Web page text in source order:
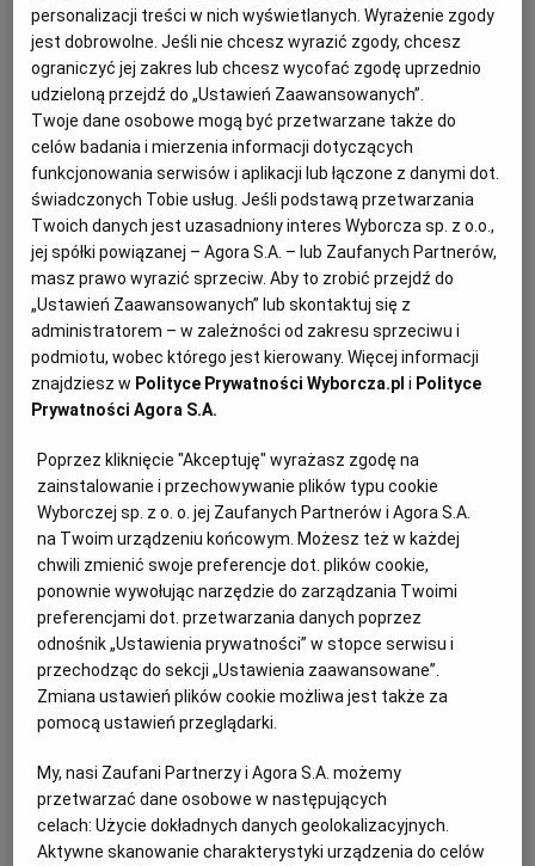
DOMOWE PRZETWORY
SOST, DIPY I INNE DODATKI
KUCHNIA MEKSYKAŃSKA
KUCHNIA INDYJSKA
KUCHNIA HISZPAŃSKA
KUCHNIA NIEMIECKA
GLIWICE
GORZÓW WIELKOPOLSKI
KALISZ
KATOWICE
KIELCE
KRAKÓW
LUBLIN
ŁÓDŹ
OLSZTYN
OPOLE
PŁOCK
WYBORCZA TV I VOD
TYLKO ZDROWIE
KSIĄŻKI. MAGAZYN DO CZYTANIA
NASZA EUROPA
SŁÓWKA. MAGAZYN O JĘZYKU
BIQDATA
JUTRONAUCI
ARCHIWUM
INNE SERWISY
GAZETA.PL
SPORT.PL
PUBLIO.PL
KULTURALNYSKLEP.PL
DZIECKO
ZDROWIE
POGODA
Dla 4-6 osób
Oczekiwanie: 60 minut
Przygotowanie: 40 minut
Kwiaty czarnego bzu w tempurze –
składniki:
16-18 baldachów czarnego bzu
olej do głębokiego smażenia
duże jajko
350 ml wody gazowanej
personalizacji treści w nich wyświetlanych. Wyrażenie zgody
jest dobrowolne. Jeśli nie chcesz wyrazić zgody, chcesz
ograniczyć jej zakres lub chcesz wycofać zgodę uprzednio
udzieloną przejdź do „Ustawień Zaawansowanych”.
Twoje dane osobowe mogą być przetwarzane także do
celów badania i mierzenia informacji dotyczących
funkcjonowania serwisów i aplikacji lub łączone z danymi dot.
świadczonych Tobie usług. Jeśli podstawą przetwarzania
Twoich danych jest uzasadniony interes Wyborcza sp. z o.o.,
jej spółki powiązanej – Agora S.A. – lub Zaufanych Partnerów,
masz prawo wyrazić sprzeciw. Aby to zrobić przejdź do
„Ustawień Zaawansowanych” lub skontaktuj się z
administratorem – w zależności od zakresu sprzeciwu i
podmiotu, wobec którego jest kierowany. Więcej informacji
znajdziesz w Polityce Prywatności Wyborcza.pl i Polityce
Prywatności Agora S.A.
Poprzez kliknięcie "Akceptuję" wyrażasz zgodę na
zainstalowanie i przechowywanie plików typu cookie
Wyborczej sp. z o. o. jej Zaufanych Partnerów i Agora S.A.
na Twoim urządzeniu końcowym. Możesz też w każdej
chwili zmienić swoje preferencje dot. plików cookie,
ponownie wywołując narzędzie do zarządzania Twoimi
preferencjami dot. przetwarzania danych poprzez
odnośnik „Ustawienia prywatności” w stopce serwisu i
przechodząc do sekcji „Ustawienia zaawansowane”.
Zmiana ustawień plików cookie możliwa jest także za
pomocą ustawień przeglądarki.
My, nasi Zaufani Partnerzy i Agora S.A. możemy
przetwarzać dane osobowe w następujących
celach:Użycie dokładnych danych geolokalizacyjnych.
Aktywne skanowanie charakterystyki urządzenia do celów